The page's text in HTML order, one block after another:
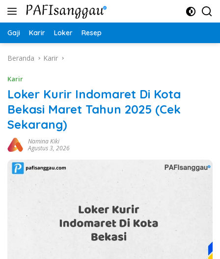
Langsung
Gaji Karir Loker Resep
Beranda Karir
Karir
Loker Kurir Indomaret Di Kota
Bekasi Maret Tahun 2025 (Cek
Sekarang)
Namina Kiki
Agustus 3, 2026